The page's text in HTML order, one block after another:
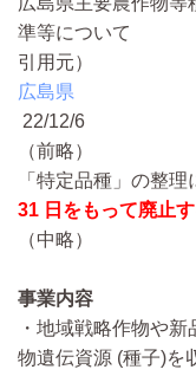
準等について
引用元）
広島県
22/12/6
（前略）
「特定品種」の整理
31 日をもって廃止す
（中略）
事業内容
・地域戦略作物や
物遺伝資源 (種子)を